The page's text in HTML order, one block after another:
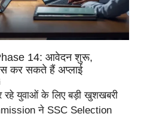
14: आवेदन शुरू,
कर सकते हैं अप्लाई
रहे युवाओं के लिए बड़ी खुशखबरी
ने SSC Selection